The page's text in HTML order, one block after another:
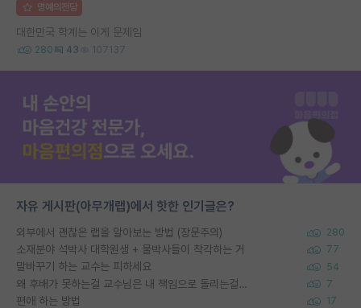
명예의전당
대한민국 학계는 이게 문제임
280 43 107137
자유 게시판(아무개랩)에서 핫한 인기글은?
외부에서 괜찮은 랩을 알아보는 방법 (장문주의) 280
소재분야 석박사 대학원생 + 물박사들이 착각하는 거 77
말바꾸기 하는 교수는 피하세요 54
왜 후배가 못하는걸 교수님은 내 책임으로 돌리는걸까요? 7
편애 하는 방법 17